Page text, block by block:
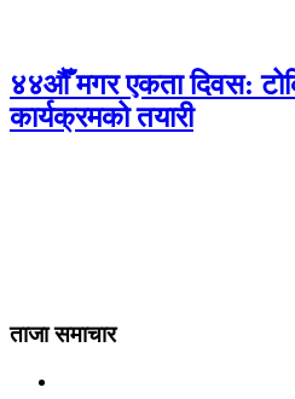
४४औँ मगर एकता दिवस:
कार्यक्रमको तयारी
ताजा समाचार